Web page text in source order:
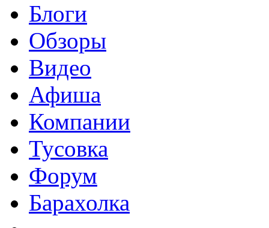
Блоги
Обзоры
Видео
Афиша
Компании
Тусовка
Форум
Барахолка